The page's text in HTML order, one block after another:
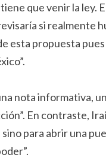
que venir la ley.
si realmente
esta propuesta
nota informativa,
En contraste,
para abrir una